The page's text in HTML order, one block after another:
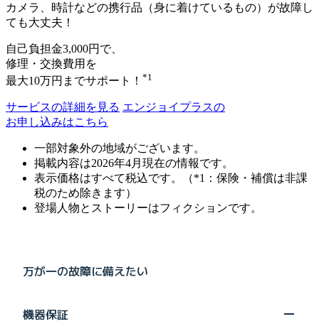
カメラ、時計などの携行品 （身に着けているもの）が故障し
ても大丈夫！
自己負担金3,000円で、
修理・交換費用を
最大10万円 までサポート！ *1
サービスの詳細を見る エンジョイプラスの
お申し込みはこちら
一部対象外の地域がございます。
掲載内容は2026年4月現在の情報です。
表示価格はすべて税込です。（*1：保険・補償は非課
税のため除きます）
登場人物とストーリーはフィクションです。
万が一の故障に備えたい
機器保証